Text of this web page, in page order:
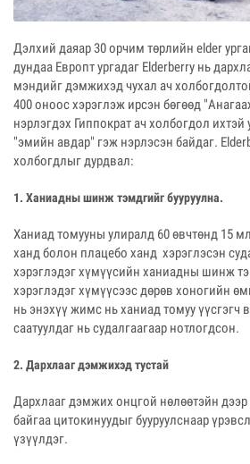
Дэлхий даяар 30 орчим төрлийн elder
дундаа Европт ургадаг Elderberry нь
мэндийг дэмжихэд чухал ач
400 оноос хэрэглэж ирсэн бөгөөд
нэрлэгдэх Гиппократ ач холбогдол
"эмийн авдар" гэж нэрлэсэн байдаг.
холбогдлыг дурдвал:
1. Ханиадны шинж тэмдгийг бууруулна.
Ханиад томууны улиралд 60 өвчтөнд 15
ханд болон плацебо ханд хэрэглэсэн
хэрэглэдэг хүмүүсийн ханиадны шинж
хэрэглэдэг хүмүүсээс дөрөв хоногийн
нь энэхүү жимс нь ханиад томуу үүсгэгч
саатуулдаг нь судалгаагаар нотлогдсон.
2. Дархлааг дэмжихэд тустай
Дархлааг дэмжих онцгой нөлөөтэйн дээр
байгаа цитокинуудыг бууруулснаар
үзүүлдэг.